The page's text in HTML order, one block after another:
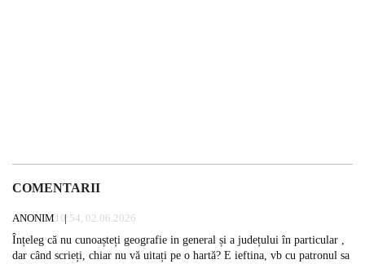
COMENTARII
ANONIM 10:54, 02.06.2026
Înțeleg că nu cunoașteți geografie in general și a județului în particular ,
dar când scrieți, chiar nu vă uitați pe o hartă? E ieftina, vb cu patronul sa